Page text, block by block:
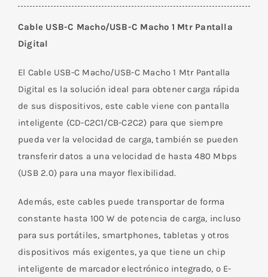
Cable USB-C Macho/USB-C Macho 1 Mtr Pantalla
Digital
El Cable USB-C Macho/USB-C Macho 1 Mtr Pantalla
Digital es la solución ideal para obtener carga rápida
de sus dispositivos, este cable viene con pantalla
inteligente (CD-C2C1/CB-C2C2) para que siempre
pueda ver la velocidad de carga, también se pueden
transferir datos a una velocidad de hasta 480 Mbps
(USB 2.0) para una mayor flexibilidad.
Además, este cables puede transportar de forma
constante hasta 100 W de potencia de carga, incluso
para sus portátiles, smartphones, tabletas y otros
dispositivos más exigentes, ya que tiene un chip
inteligente de marcador electrónico integrado, o E-